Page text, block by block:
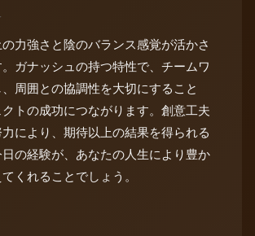
力強さと陰のバランス感覚が活かさ
ガナッシュの持つ特性で、チームワ
周囲との協調性を大切にすること
トの成功につながります。創意工夫
により、期待以上の結果を得られる
の経験が、あなたの人生により豊か
くれることでしょう。